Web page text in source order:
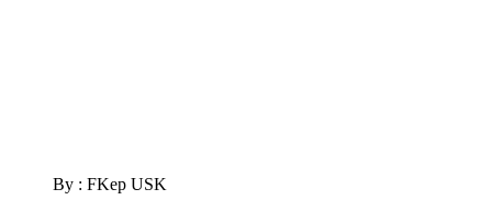
By : FKep USK